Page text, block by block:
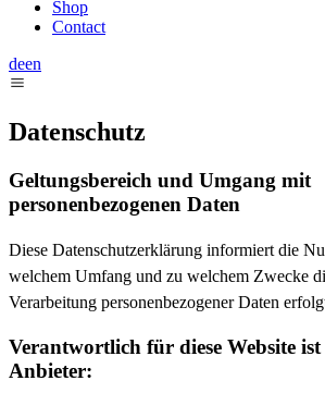
Shop
Contact
deen
Datenschutz
Geltungsbereich und Umgang mit
personenbezogenen Daten
Diese Datenschutzerklärung informiert die
welchem Umfang und zu welchem Zwecke
Verarbeitung personenbezogener Daten
Verantwortlich für diese Website
Anbieter: